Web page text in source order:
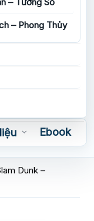
– Tướng Số
– Phong Thủy
Ebook
Dunk –